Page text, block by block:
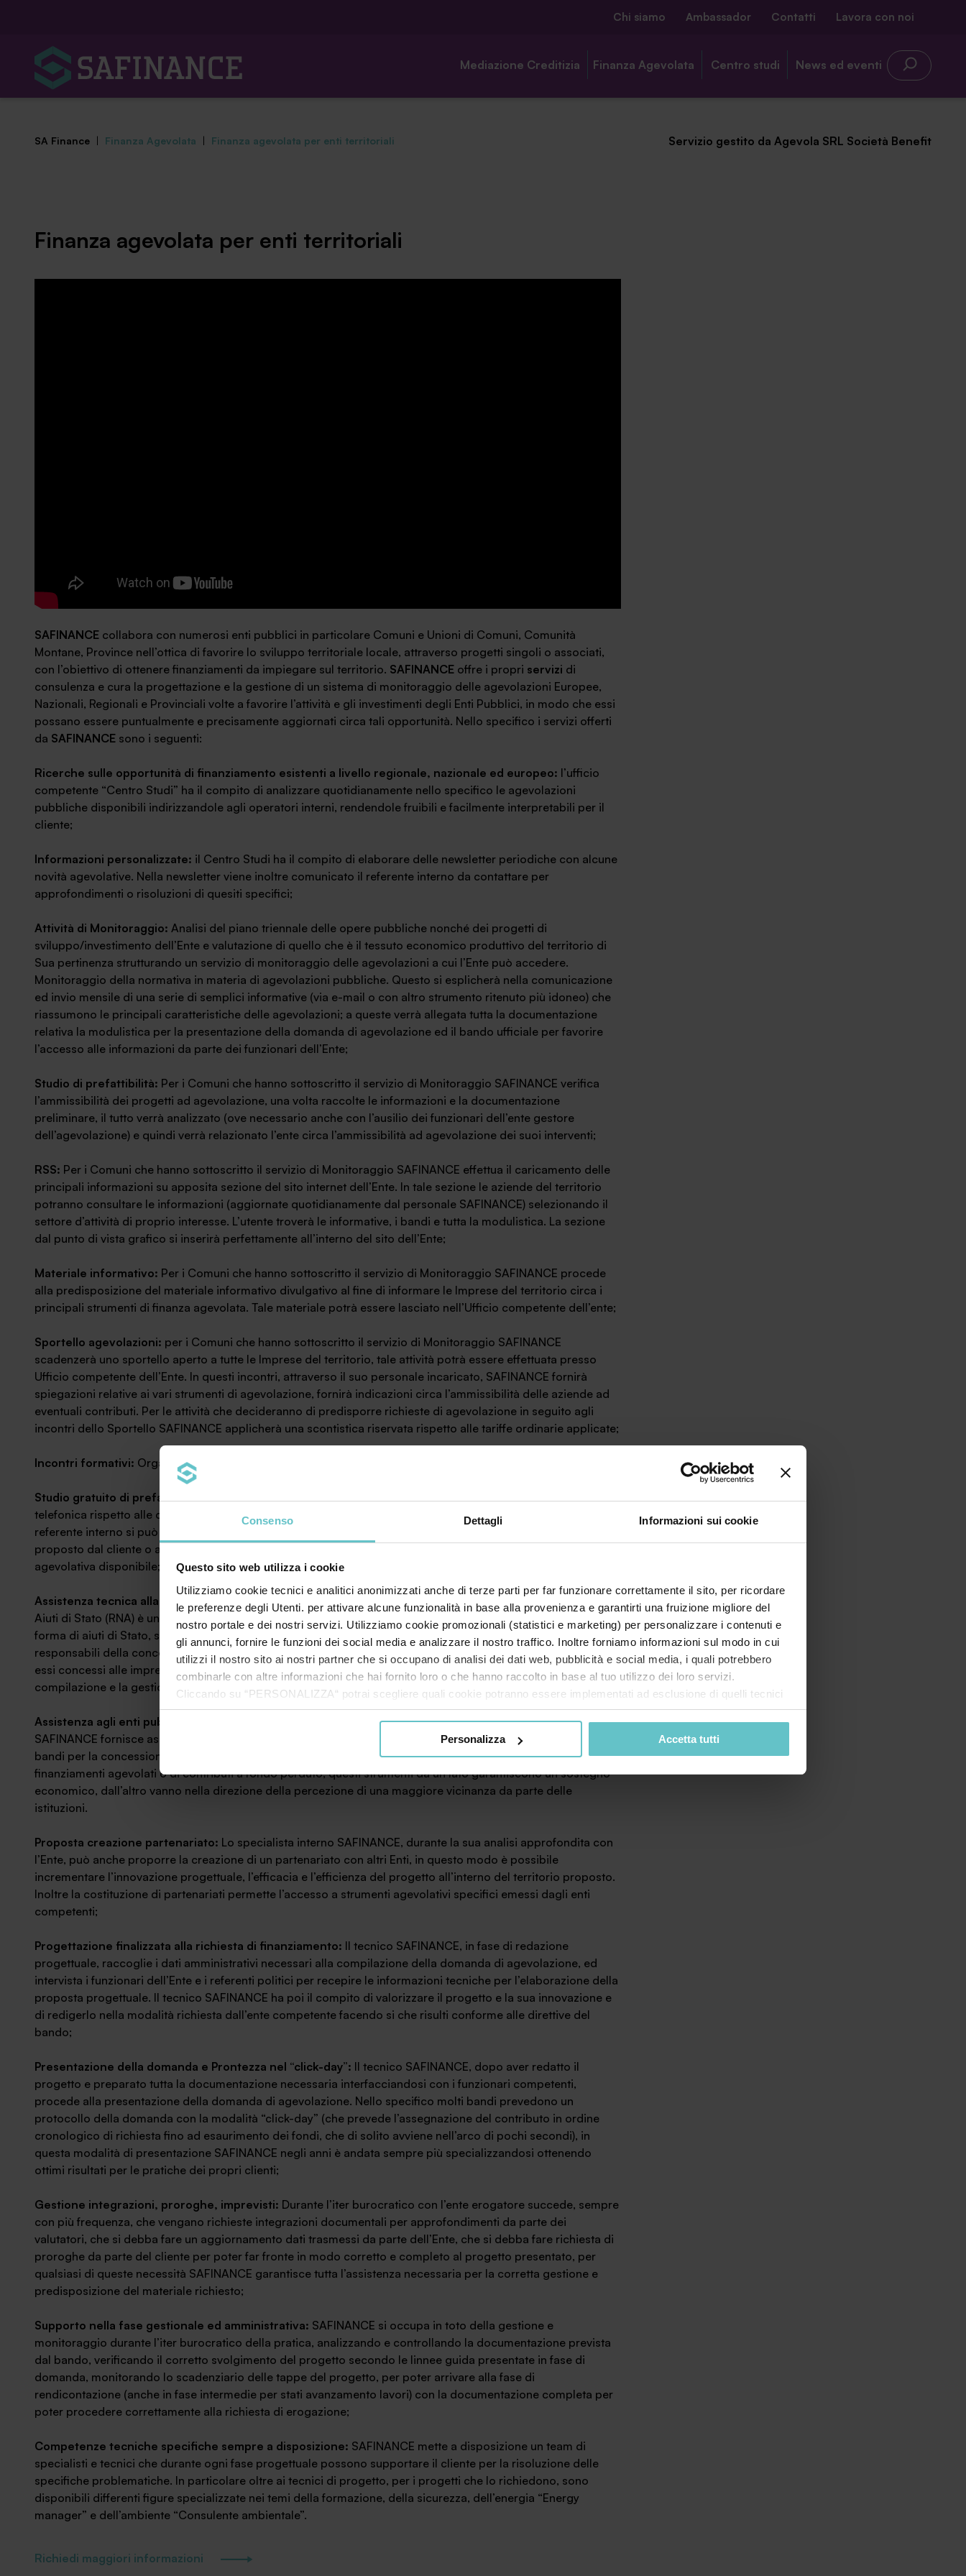
Consenso Dettagli Informazioni sui cookie
Questo sito web utilizza i cookie
Utilizziamo cookie tecnici e analitici anonimizzati anche di terze parti per far funzionare correttamente il sito, per ricordare
le preferenze degli Utenti. per attivare alcune funzionalità in base alla provenienza e garantirti una fruizione migliore del
nostro portale e dei nostri servizi. Utilizziamo cookie promozionali (statistici e marketing) per personalizzare i contenuti e
gli annunci, fornire le funzioni dei social media e analizzare il nostro traffico. Inoltre forniamo informazioni sul modo in cui
utilizzi il nostro sito ai nostri partner che si occupano di analisi dei dati web, pubblicità e social media, i quali potrebbero
combinarle con altre informazioni che hai fornito loro o che hanno raccolto in base al tuo utilizzo dei loro servizi.
Cliccando su “PERSONALIZZA“ potrai scegliere quali cookie potranno essere implementati ad esclusione di quelli tecnici
che sono necessari per il funzionamento del sito. Cliccando su “ACCETTA TUTTI” invece accetterai di implementare tutti i
informazioni complete ti invitiamo a consultare le "Informazioni sui Cookie" qui sopra.
Personalizza Accetta tutti
Chi siamo Ambassador Contatti Lavora con noi
Mediazione Creditizia Finanza Agevolata Centro studi News ed eventi
SA Finance | Finanza Agevolata | Finanza agevolata per enti territoriali Servizio gestito da Agevola SRL Società Benefit
Finanza agevolata per enti territoriali
SAFINANCE collabora con numerosi enti pubblici in particolare Comuni e Unioni di Comuni, Comunità
Montane, Province nell’ottica di favorire lo sviluppo territoriale locale, attraverso progetti singoli o associati,
con l’obiettivo di ottenere finanziamenti da impiegare sul territorio. SAFINANCE offre i propri servizi di
consulenza e cura la progettazione e la gestione di un sistema di monitoraggio delle agevolazioni Europee,
Nazionali, Regionali e Provinciali volte a favorire l’attività e gli investimenti degli Enti Pubblici, in modo che essi
possano essere puntualmente e precisamente aggiornati circa tali opportunità. Nello specifico i servizi offerti
da SAFINANCE sono i seguenti:
Ricerche sulle opportunità di finanziamento esistenti a livello regionale, nazionale ed europeo: l’ufficio
competente “Centro Studi” ha il compito di analizzare quotidianamente nello specifico le agevolazioni
pubbliche disponibili indirizzandole agli operatori interni, rendendole fruibili e facilmente interpretabili per il
cliente;
Informazioni personalizzate: il Centro Studi ha il compito di elaborare delle newsletter periodiche con alcune
novità agevolative. Nella newsletter viene inoltre comunicato il referente interno da contattare per
approfondimenti o risoluzioni di quesiti specifici;
Attività di Monitoraggio: Analisi del piano triennale delle opere pubbliche nonché dei progetti di
sviluppo/investimento dell’Ente e valutazione di quello che è il tessuto economico produttivo del territorio di
Sua pertinenza strutturando un servizio di monitoraggio delle agevolazioni a cui l’Ente può accedere.
Monitoraggio della normativa in materia di agevolazioni pubbliche. Questo si esplicherà nella comunicazione
ed invio mensile di una serie di semplici informative (via e-mail o con altro strumento ritenuto più idoneo) che
riassumono le principali caratteristiche delle agevolazioni; a queste verrà allegata tutta la documentazione
relativa la modulistica per la presentazione della domanda di agevolazione ed il bando ufficiale per favorire
l’accesso alle informazioni da parte dei funzionari dell’Ente;
Studio di prefattibilità: Per i Comuni che hanno sottoscritto il servizio di Monitoraggio SAFINANCE verifica
l’ammissibilità dei progetti ad agevolazione, una volta raccolte le informazioni e la documentazione
preliminare, il tutto verrà analizzato (ove necessario anche con l’ausilio dei funzionari dell’ente gestore
dell’agevolazione) e quindi verrà relazionato l’ente circa l’ammissibilità ad agevolazione dei suoi interventi;
RSS: Per i Comuni che hanno sottoscritto il servizio di Monitoraggio SAFINANCE effettua il caricamento delle
principali informazioni su apposita sezione del sito internet dell’Ente. In tale sezione le aziende del territorio
potranno consultare le informazioni (aggiornate quotidianamente dal personale SAFINANCE) selezionando il
settore d’attività di proprio interesse. L’utente troverà le informative, i bandi e tutta la modulistica. La sezione
dal punto di vista grafico si inserirà perfettamente all’interno del sito dell’Ente;
Materiale informativo: Per i Comuni che hanno sottoscritto il servizio di Monitoraggio SAFINANCE procede
alla predisposizione del materiale informativo divulgativo al fine di informare le Imprese del territorio circa i
principali strumenti di finanza agevolata. Tale materiale potrà essere lasciato nell’Ufficio competente dell’ente;
Sportello agevolazioni: per i Comuni che hanno sottoscritto il servizio di Monitoraggio SAFINANCE
scadenzerà uno sportello aperto a tutte le Imprese del territorio, tale attività potrà essere effettuata presso
Ufficio competente dell’Ente. In questi incontri, attraverso il suo personale incaricato, SAFINANCE fornirà
spiegazioni relative ai vari strumenti di agevolazione, fornirà indicazioni circa l’ammissibilità delle aziende ad
eventuali contributi. Per le attività che decideranno di predisporre richieste di agevolazione in seguito agli
incontri dello Sportello SAFINANCE applicherà una scontistica riservata rispetto alle tariffe ordinarie applicate;
Incontri formativi: Organizzazione di incontri informativi, presso le sedi dell’Ente, sulla materia in argomento;
Studio gratuito di prefattibilità:Il referente interno specializzato sull’apposito bando può effettuare un’analisi
telefonica rispetto alle condizioni di ammissibilità dell’investimento proposto dal cliente, in caso di necessità il
referente interno si può recare dal cliente per effettuare uno studio più approfondito dell’investimento
proposto dal cliente o addirittura proporre nuove soluzioni progettuali che possono essere attuabili sulla linea
agevolativa disponibile;
Assistenza tecnica alla compilazione del Registro Nazionale degli Aiuti di Stato:
Il Registro Nazionale degli
Aiuti di Stato (RNA) è una banca dati digitalizzata che consente appunto di verificare quali agevolazioni, nella
forma di aiuti di Stato, sono stati concessi ad un’impresa nel rispetto della normativa europea. Tutti gli Enti
responsabili della concessione di agevolazioni sono quindi tenuti ad inserire nel Registro gli aiuti di Stato da
essi concessi alle imprese. SAFINANCE offre a questo proposito agli Enti pubblici un servizio per la
compilazione e la gestione del registro.
Assistenza agli enti pubblici nella pubblicazione e nell’erogazione di bandi per le imprese e i privati:
SAFINANCE fornisce assistenza qualificata ai Comuni e agli Enti pubblici in genere che decidano di emanare
bandi per la concessione di agevolazioni, a vario titolo, alle imprese e ai privati del proprio territorio. Si tratti di
finanziamenti agevolati o di contributi a fondo perduto, questi strumenti da un lato garantiscono un sostegno
economico, dall’altro vanno nella direzione della percezione di una maggiore vicinanza da parte delle
istituzioni.
Proposta creazione partenariato: Lo specialista interno SAFINANCE, durante la sua analisi approfondita con
l’Ente, può anche proporre la creazione di un partenariato con altri Enti, in questo modo è possibile
incrementare l’innovazione progettuale, l’efficacia e l’efficienza del progetto all’interno del territorio proposto.
Inoltre la costituzione di partenariati permette l’accesso a strumenti agevolativi specifici emessi dagli enti
competenti;
Progettazione finalizzata alla richiesta di finanziamento: Il tecnico SAFINANCE, in fase di redazione
progettuale, raccoglie i dati amministrativi necessari alla compilazione della domanda di agevolazione, ed
intervista i funzionari dell’Ente e i referenti politici per recepire le informazioni tecniche per l’elaborazione della
proposta progettuale. Il tecnico SAFINANCE ha poi il compito di valorizzare il progetto e la sua innovazione e
di redigerlo nella modalità richiesta dall’ente competente facendo si che risulti conforme alle direttive del
bando;
Presentazione della domanda e Prontezza nel “click-day”: Il tecnico SAFINANCE, dopo aver redatto il
progetto e preparato tutta la documentazione necessaria interfacciandosi con i funzionari competenti,
procede alla presentazione della domanda di agevolazione. Nello specifico molti bandi prevedono un
protocollo della domanda con la modalità “click-day” (che prevede l’assegnazione del contributo in ordine
cronologico di richiesta fino ad esaurimento dei fondi, che di solito avviene nell’arco di pochi secondi), in
questa modalità di presentazione SAFINANCE negli anni è andata sempre più specializzandosi ottenendo
ottimi risultati per le pratiche dei propri clienti;
Gestione integrazioni, proroghe, imprevisti: Durante l’iter burocratico con l’ente erogatore succede, sempre
con più frequenza, che vengano richieste integrazioni documentali per approfondimenti da parte dei
valutatori, che si debba fare un aggiornamento dati trasmessi da parte dell’Ente, che si debba fare richiesta di
proroghe da parte del cliente per poter far fronte in modo corretto e completo al progetto presentato, per
qualsiasi di queste necessità SAFINANCE garantisce tutta l’assistenza necessaria per la corretta gestione e
predisposizione del materiale richiesto;
Supporto nella fase gestionale ed amministrativa: SAFINANCE si occupa in toto della gestione e
monitoraggio durante l’iter burocratico della pratica, analizzando e controllando la documentazione prevista
dal bando, verificando il corretto svolgimento del progetto secondo le linnee guida presentate in fase di
domanda, monitorando lo scadenziario delle tappe del progetto, per poter arrivare alla fase di
rendicontazione (anche in fase intermedie per stati avanzamento lavori) con la documentazione completa per
poter procedere correttamente alla richiesta di erogazione;
Competenze tecniche specifiche sempre a disposizione: SAFINANCE mette a disposizione un team di
specialisti e tecnici che durante ogni fase progettuale possono supportare il cliente per la risoluzione delle
specifiche problematiche. In particolare oltre ai tecnici di progetto, per i progetti che lo richiedono, sono
disponibili differenti figure specializzate nei temi della formazione, della sicurezza, dell’energia “Energy
manager” e dell’ambiente “Consulente ambientale”.
Richiedi maggiori informazioni